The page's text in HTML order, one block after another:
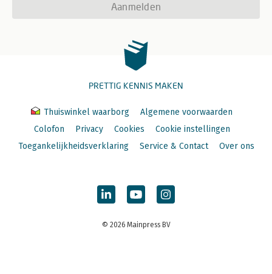
Aanmelden
PRETTIG KENNIS MAKEN
Thuiswinkel waarborg
Algemene voorwaarden
Colofon
Privacy Cookies
Cookie instellingen
Toegankelijkheidsverklaring
Service & Contact Over ons
© 2026 Mainpress BV